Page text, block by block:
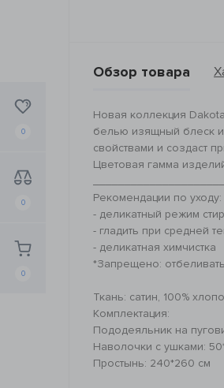
0
0
0
Обзор товара
Новая коллекция
белью изящный блеск и
свойствами и создаст
Цветовая гамма
Рекомендации по уходу:
- деликатный режим
- гладить при средней
- деликатная химчистка
*Запрещено:
Ткань: сатин, 100%
Комплектация:
Пододеяльник на
Наволочки с ушками:
Простынь: 240*260 см